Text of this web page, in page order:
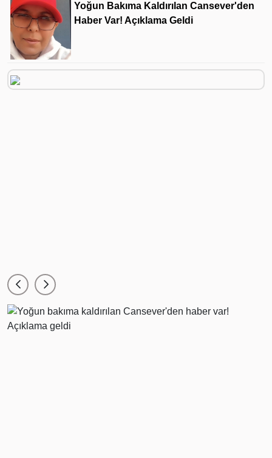
Yoğun Bakıma Kaldırılan Cansever'den
Haber Var! Açıklama Geldi